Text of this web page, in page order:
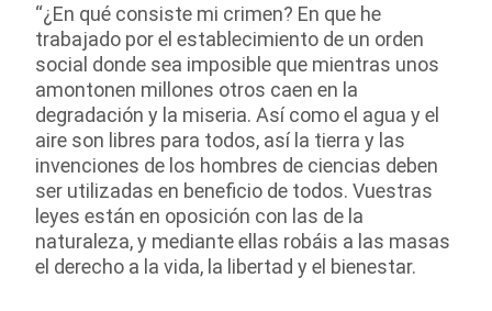
“¿En qué consiste mi crimen? En que he
trabajado por el establecimiento de un orden
social donde sea imposible que mientras unos
amontonen millones otros caen en la
degradación y la miseria. Así como el agua y el
aire son libres para todos, así la tierra y las
invenciones de los hombres de ciencias deben
ser utilizadas en beneficio de todos. Vuestras
leyes están en oposición con las de la
naturaleza, y mediante ellas robáis a las masas
el derecho a la vida, la libertad y el bienestar.